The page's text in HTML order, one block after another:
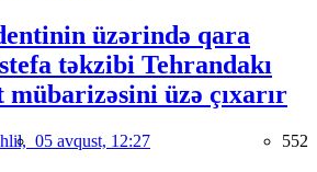
üzərində qara
təkzibi Tehrandakı
üzə çıxarır
05 avqust, 12:27 552